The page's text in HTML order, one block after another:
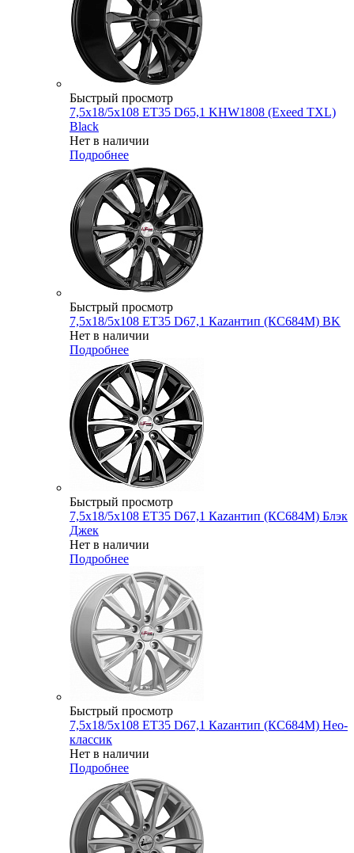
Быстрый просмотр
7,5x18/5x108 ET35 D65,1 KHW1808 (Exeed TXL)
Black
Нет в наличии
Подробнее
Быстрый просмотр
7,5x18/5x108 ET35 D67,1 Каzантип (КС684М) BK
Нет в наличии
Подробнее
Быстрый просмотр
7,5x18/5x108 ET35 D67,1 Каzантип (КС684М) Блэк
Джек
Нет в наличии
Подробнее
Быстрый просмотр
7,5x18/5x108 ET35 D67,1 Каzантип (КС684М) Нео-
классик
Нет в наличии
Подробнее